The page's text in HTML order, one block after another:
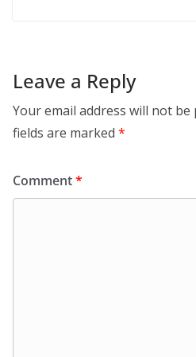
Leave a Reply
Your email address will not be
fields are marked *
Comment*